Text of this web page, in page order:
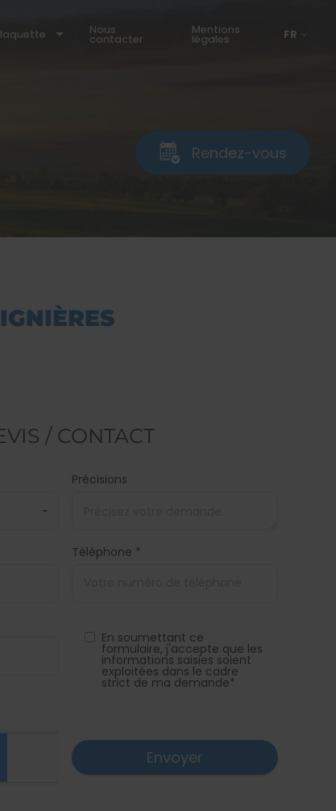
Rendez-vous
Nous
contacter
Mentions
légales FR
EN
/ CONTACT
Précisions
Téléphone *
En soumettant ce
formulaire, j'accepte que les
informations saisies soient
exploitées dans le cadre
strict de ma demande*